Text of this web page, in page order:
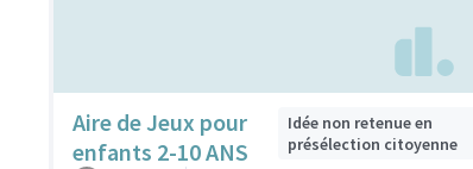
Aire de Jeux pour
enfants 2-10 ANS
Idée non retenue en
présélection citoyenne